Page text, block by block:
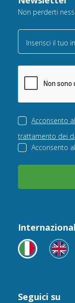
Non perderti
Inserisci il tuo
Acconsento al
trattamento dei
Acconsento
Seguici su